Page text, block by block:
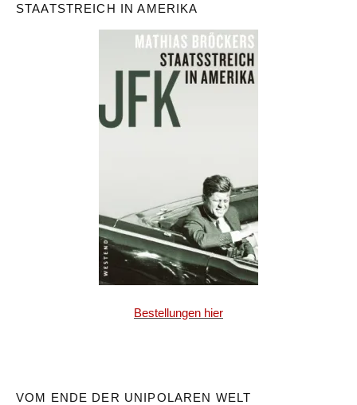
STAATSTREICH IN AMERIKA
Bestellungen hier
VOM ENDE DER UNIPOLAREN WELT